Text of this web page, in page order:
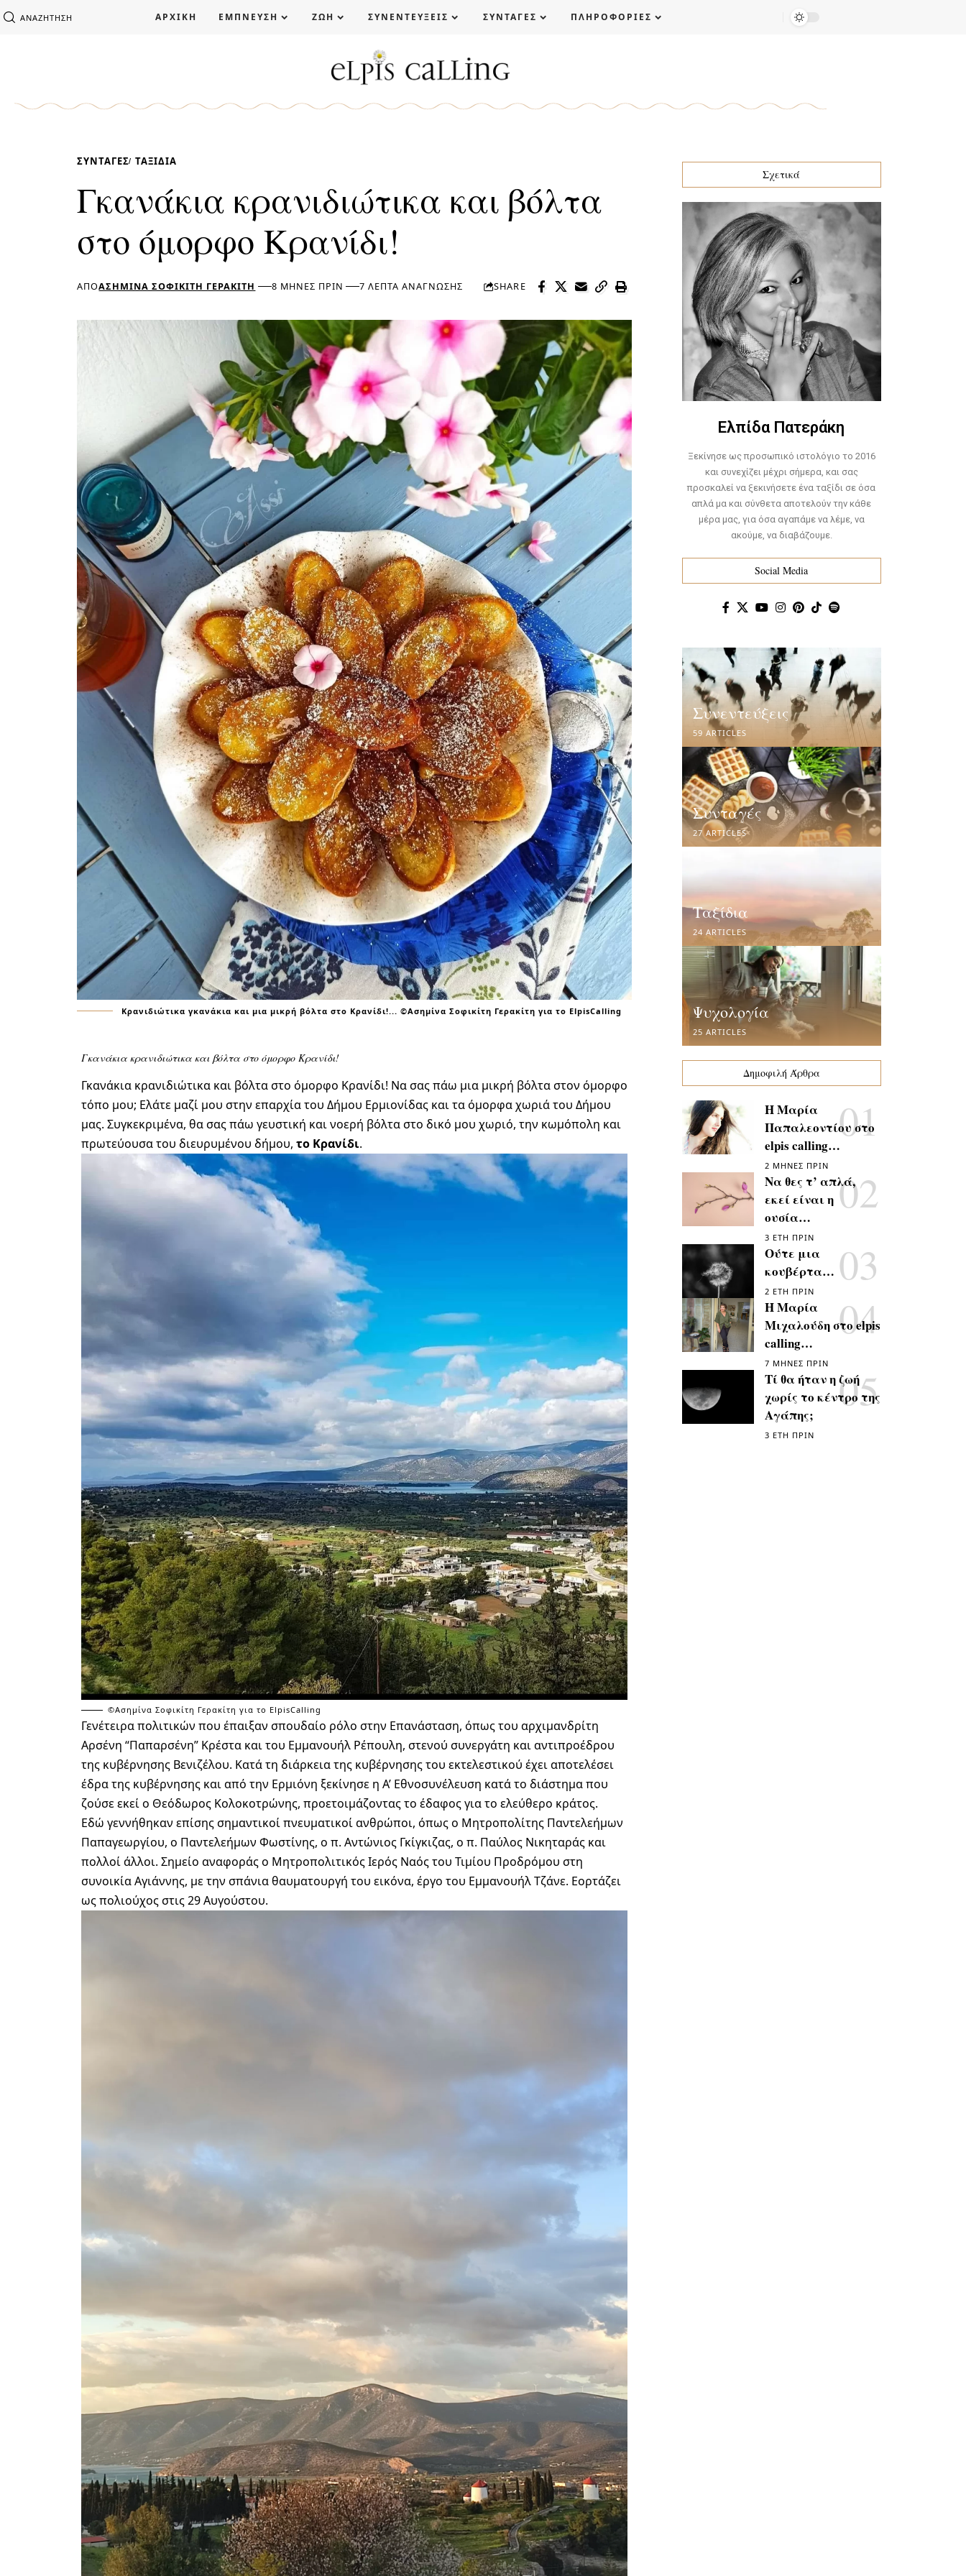
ΑΝΑΖΉΤΗΣΗ ΑΡΧΙΚΗ ΕΜΠΝΕΥΣΗ ΖΩΗ ΣΥΝΕΝΤΕΥΞΕΙΣ ΣΥΝΤΑΓΕΣ ΠΛΗΡΟΦΟΡΙΕΣ
ΣΥΝΤΑΓΈΣ ΤΑΞΊΔΙΑ
Γκανάκια κρανιδιώτικα και βόλτα
στο όμορφο Κρανίδι!
ΑΠΌΑΣΗΜΊΝΑ ΣΟΦΙΚΊΤΗ ΓΕΡΑΚΊΤΗ 8 ΜΉΝΕΣ ΠΡΙΝ 7 ΛΕΠΤΆ ΑΝΆΓΝΩΣΗΣ SHARE
Κρανιδιώτικα γκανάκια και μια μικρή βόλτα στο Κρανίδι!... ©Ασημίνα Σοφικίτη Γερακίτη για το ElpisCalling
Γκανάκια κρανιδιώτικα και βόλτα στο όμορφο Κρανίδι!
Γκανάκια κρανιδιώτικα και βόλτα στο όμορφο Κρανίδι! Να σας πάω μια μικρή βόλτα στον όμορφο
τόπο μου; Ελάτε μαζί μου στην επαρχία του Δήμου Ερμιονίδας και τα όμορφα χωριά του Δήμου
μας. Συγκεκριμένα, θα σας πάω γευστική και νοερή βόλτα στο δικό μου χωριό, την κωμόπολη και
πρωτεύουσα του διευρυμένου δήμου, το Κρανίδι.
©Ασημίνα Σοφικίτη Γερακίτη για το ElpisCalling
Γενέτειρα πολιτικών που έπαιξαν σπουδαίο ρόλο στην Επανάσταση, όπως του αρχιμανδρίτη
Αρσένη “Παπαρσένη” Κρέστα και του Εμμανουήλ Ρέπουλη, στενού συνεργάτη και αντιπροέδρου
της κυβέρνησης Βενιζέλου. Κατά τη διάρκεια της κυβέρνησης του εκτελεστικού έχει αποτελέσει
έδρα της κυβέρνησης και από την Ερμιόνη ξεκίνησε η Α’ Εθνοσυνέλευση κατά το διάστημα που
ζούσε εκεί ο Θεόδωρος Κολοκοτρώνης, προετοιμάζοντας το έδαφος για το ελεύθερο κράτος.
Εδώ γεννήθηκαν επίσης σημαντικοί πνευματικοί ανθρώποι, όπως ο Μητροπολίτης Παντελεήμων
Παπαγεωργίου, ο Παντελεήμων Φωστίνης, ο π. Αντώνιος Γκίγκιζας, ο π. Παύλος Νικηταράς και
πολλοί άλλοι. Σημείο αναφοράς ο Μητροπολιτικός Ιερός Ναός του Τιμίου Προδρόμου στη
συνοικία Αγιάννης, με την σπάνια θαυματουργή του εικόνα, έργο του Εμμανουήλ Τζάνε. Εορτάζει
ως πολιούχος στις 29 Αυγούστου.
Σχετικά
Ελπίδα Πατεράκη
Ξεκίνησε ως προσωπικό ιστολόγιο το 2016
και συνεχίζει μέχρι σήμερα, και σας
προσκαλεί να ξεκινήσετε ένα ταξίδι σε όσα
απλά μα και σύνθετα αποτελούν την κάθε
μέρα μας, για όσα αγαπάμε να λέμε, να
ακούμε, να διαβάζουμε.
Social Media
Συνεντεύξεις
59 ARTICLES
Συνταγές
27 ARTICLES
Ταξίδια
24 ARTICLES
Ψυχολογία
25 ARTICLES
Δημοφιλή Άρθρα
Η Μαρία
Παπαλεοντίου στο
elpis calling…
2 ΜΉΝΕΣ ΠΡΙΝ
Να θες τ’ απλά,
εκεί είναι η
ουσία…
3 ΈΤΗ ΠΡΙΝ
Ούτε μια
κουβέρτα…
2 ΈΤΗ ΠΡΙΝ
Η Μαρία
Μιχαλούδη στο elpis
calling…
7 ΜΉΝΕΣ ΠΡΙΝ
Τί θα ήταν η ζωή
χωρίς το κέντρο της
Αγάπης;
3 ΈΤΗ ΠΡΙΝ